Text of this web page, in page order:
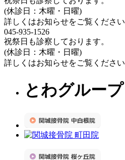
(休診日：木曜・日曜)
詳しくはお知らせをご覧ください
045-935-1526
祝祭日も診察しております。
(休診日：木曜・日曜)
詳しくはお知らせをご覧ください
とわグループ